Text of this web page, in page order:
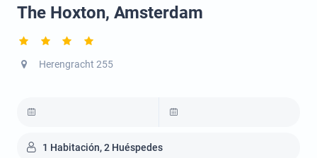
The Hoxton, Amsterdam
Herengracht 255
1 Habitación, 2 Huéspedes